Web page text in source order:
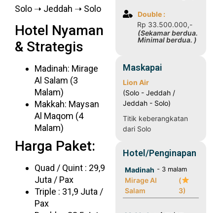
Solo ➝ Jeddah ➝ Solo
Hotel Nyaman
& Strategis
Madinah: Mirage
Al Salam (3
Malam)
Makkah: Maysan
Al Maqom (4
Malam)
Harga Paket:
Quad / Quint : 29,9
Juta / Pax
Triple : 31,9 Juta /
Pax
Double :
Rp 33.500.000,-
(Sekamar berdua.
Minimal berdua. )
Maskapai
Lion Air
(Solo - Jeddah /
Jeddah - Solo)
Titik keberangkatan
dari Solo
Hotel/Penginapan
Madinah - 3 malam
Mirage Al
Salam
(
3)